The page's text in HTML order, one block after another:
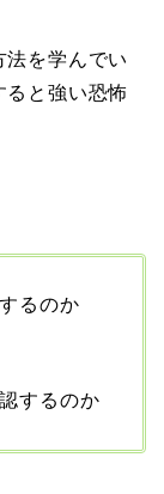
を学んでい
ると強い恐怖
るのか
するのか